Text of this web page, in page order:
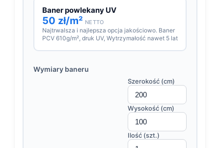
Baner powlekany UV
50 zł/m² NETTO
Najtrwalsza i najlepsza opcja jakościowo. Baner
PCV 610g/m², druk UV, Wytrzymałość nawet 5 lat
Wymiary baneru
Szerokość (cm)
Wysokość (cm)
Ilość (szt.)